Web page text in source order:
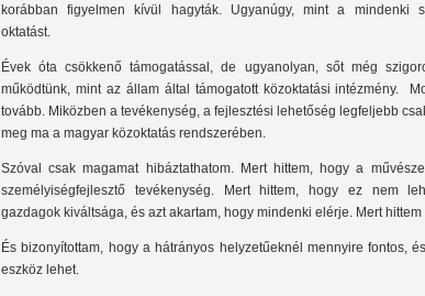
korábban figyelmen kívül hagyták. Ugyanúgy, mint a mindenki
oktatást.
Évek óta csökkenő támogatással, de ugyanolyan, sőt még
működtünk, mint az állam által támogatott közoktatási intézmény.
tovább. Miközben a tevékenység, a fejlesztési lehetőség legfeljebb
meg ma a magyar közoktatás rendszerében.
Szóval csak magamat hibáztathatom. Mert hittem, hogy a
személyiségfejlesztő tevékenység. Mert hittem, hogy ez nem
gazdagok kiváltsága, és azt akartam, hogy mindenki elérje. Mert
És bizonyítottam, hogy a hátrányos helyzetűeknél mennyire fontos,
eszköz lehet.